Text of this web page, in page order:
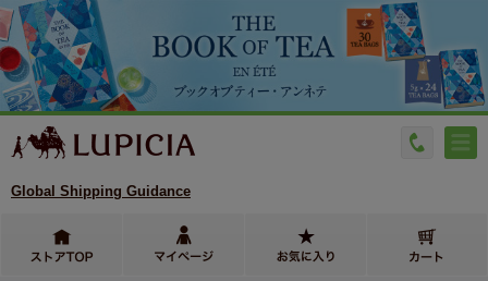
Global Shipping Guidance